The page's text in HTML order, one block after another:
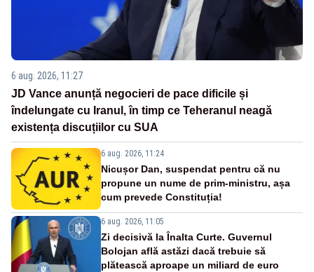
6 aug. 2026, 11:27
JD Vance anunță negocieri de pace dificile și
îndelungate cu Iranul, în timp ce Teheranul neagă
existența discuțiilor cu SUA
6 aug. 2026, 11:24
Nicușor Dan, suspendat pentru că nu
propune un nume de prim-ministru, așa
cum prevede Constituția!
6 aug. 2026, 11:05
Zi decisivă la Înalta Curte. Guvernul
Bolojan află astăzi dacă trebuie să
plătească aproape un miliard de euro